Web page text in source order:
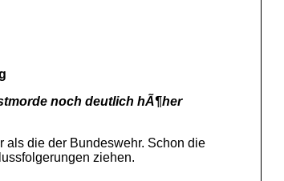
noch deutlich hÃ¶her
als die der Bundeswehr. Schon die
ziehen.